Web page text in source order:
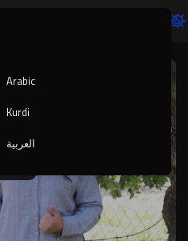
auto
Arabic
Kurdi
العربية